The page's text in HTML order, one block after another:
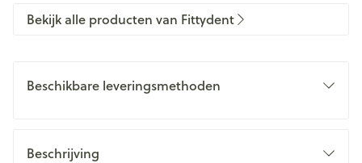
Bekijk alle producten van Fittydent
Beschikbare leveringsmethoden
Beschrijving